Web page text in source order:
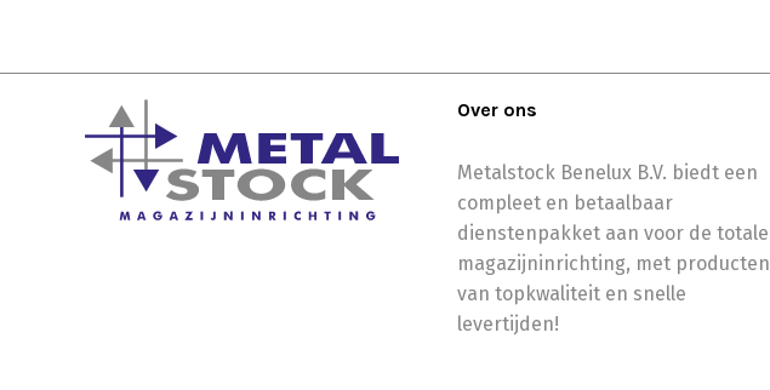
Over ons
Metalstock Benelux B.V. biedt een
compleet en betaalbaar
dienstenpakket aan voor de totale
magazijninrichting, met producten
van topkwaliteit en snelle
levertijden!